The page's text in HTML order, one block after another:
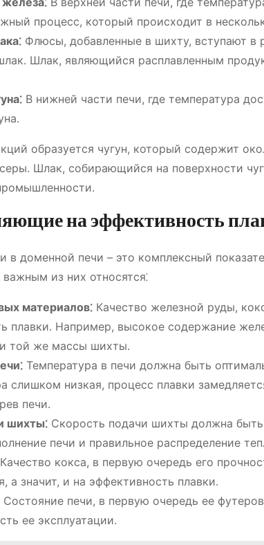
процесс, который происходит в
Флюсы, добавленные в шихту, вступают
Шлак, являющийся расплавленным
В нижней части печи, где температура
образуется чугун, который содержит
Шлак, собирающийся на поверхности
на эффективность
в доменной печи – это комплексный
из них относятся⁚
материалов⁚ Качество железной руды,
плавки․ Например, высокое содержание
той же массы шихты․
Температура в печи должна быть
слишком низкая, процесс плавки
печи․
шихты⁚ Скорость подачи шихты должна
печи и правильное распределение
Качество кокса, в первую очередь его
а значит, и на эффективность плавки․
Состояние печи, в первую очередь ее
ее эксплуатации․